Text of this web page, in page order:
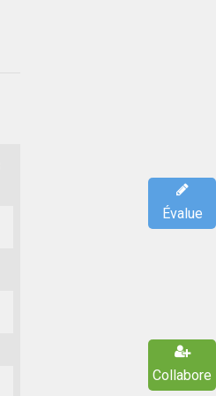
Évalue
Collabore